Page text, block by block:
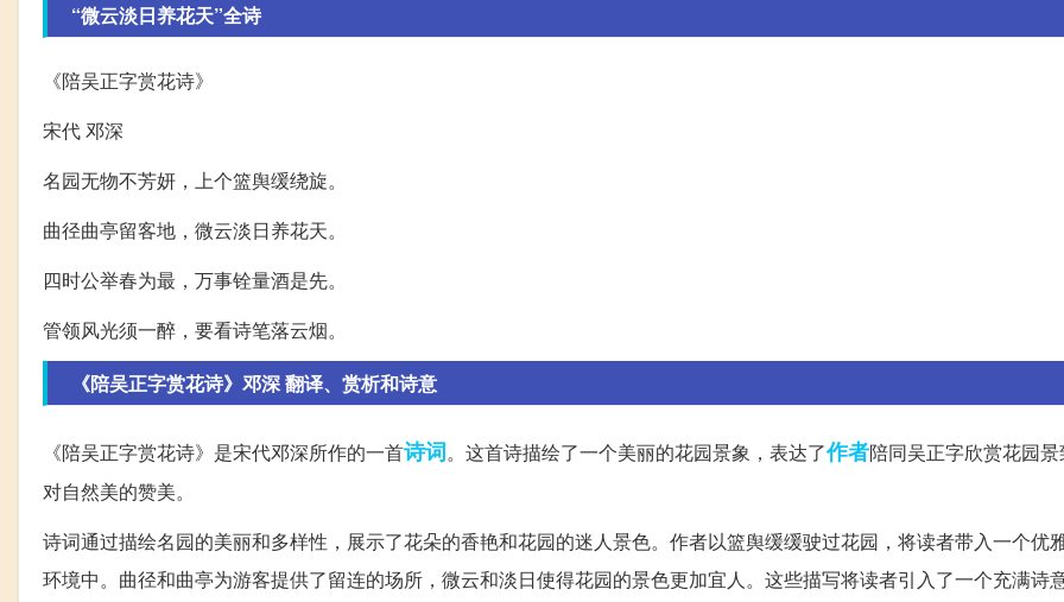
“微云淡日养花天”全诗
《陪吴正字赏花诗》
宋代 邓深
名园无物不芳妍，上个篮舆缓绕旋。
曲径曲亭留客地，微云淡日养花天。
四时公举春为最，万事铨量酒是先。
管领风光须一醉，要看诗笔落云烟。
《陪吴正字赏花诗》邓深 翻译、赏析和诗意
《陪吴正字赏花诗》是宋代邓深所作的一首诗词。这首诗描绘了一个美丽的花园景象，表达了作者陪同吴正字欣赏花园
对自然美的赞美。
诗词通过描绘名园的美丽和多样性，展示了花朵的香艳和花园的迷人景色。作者以篮舆缓缓驶过花园，将读者带入一个优
环境中。曲径和曲亭为游客提供了留连的场所，微云和淡日使得花园的景色更加宜人。这些描写将读者引入了一个充满诗